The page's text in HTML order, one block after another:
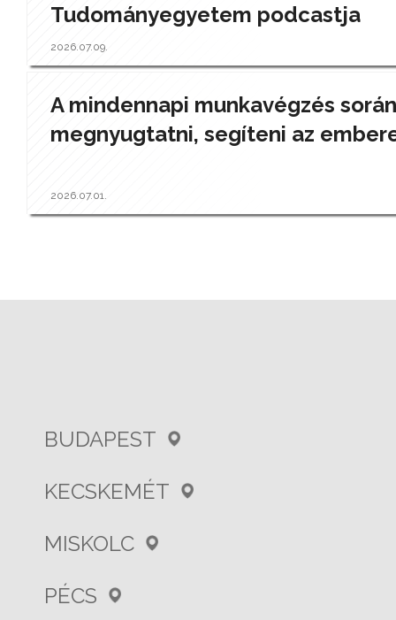
Tudományegyetem podcastja
2026.07.09.
A mindennapi munkavégzés
megnyugtatni, segíteni az
2026.07.01.
BUDAPEST
KECSKEMÉT
MISKOLC
PÉCS